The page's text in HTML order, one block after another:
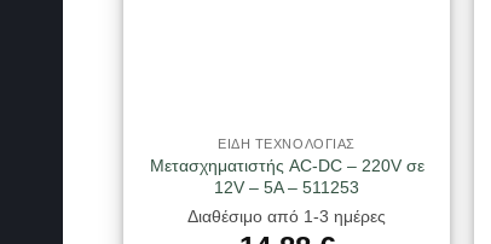
ΕΙΔΗ ΤΕΧΝΟΛΟΓΙΑΣ
Μετασχηματιστής AC-DC – 220V σε
12V – 5A – 511253
Διαθέσιμο από 1-3 ημέρες